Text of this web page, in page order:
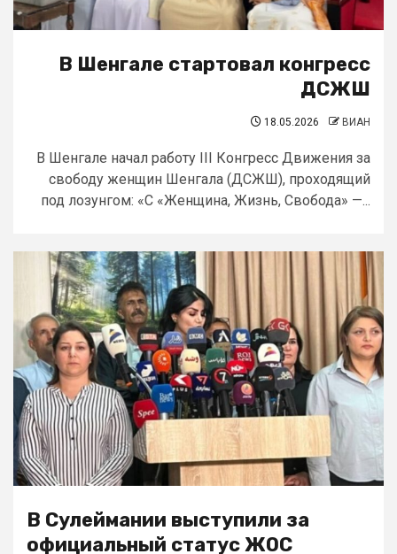
В Шенгале стартовал конгресс
ДСЖШ
18.05.2026 ВИАН
В Шенгале начал работу III Конгресс Движения за
свободу женщин Шенгала (ДСЖШ), проходящий
под лозунгом: «С «Женщина, Жизнь, Свобода» —...
В Сулеймании выступили за
официальный статус ЖОС